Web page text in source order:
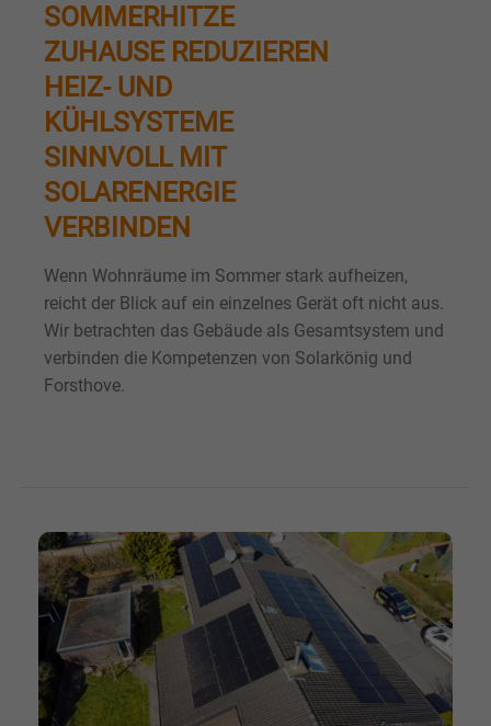
SOMMERHITZE
ZUHAUSE REDUZIEREN
HEIZ- UND
KÜHLSYSTEME
SINNVOLL MIT
SOLARENERGIE
VERBINDEN
Wenn Wohnräume im Sommer stark aufheizen,
reicht der Blick auf ein einzelnes Gerät oft nicht aus.
Wir betrachten das Gebäude als Gesamtsystem und
verbinden die Kompetenzen von Solarkönig und
Forsthove.